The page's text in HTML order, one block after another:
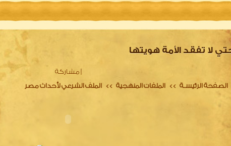
لا تفقد الأمة هويتها
مشاركة
الصفحة الرئيسـة >> الملفات المنهجية >> الملف الشرعي لأحداث مصر